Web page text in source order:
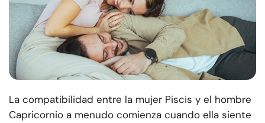
La compatibilidad entre la mujer Piscis y el hombre
Capricornio a menudo comienza cuando ella siente